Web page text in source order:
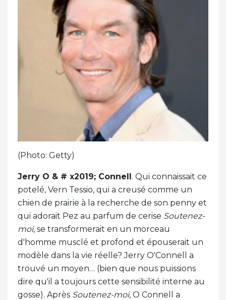
(Photo: Getty)
Jerry O & # x2019; Connell. Qui connaissait ce
potelé, Vern Tessio, qui a creusé comme un
chien de prairie à la recherche de son penny et
qui adorait Pez au parfum de cerise Soutenez-
moi, se transformerait en un morceau
d'homme musclé et profond et épouserait un
modèle dans la vie réelle? Jerry O'Connell a
trouvé un moyen… (bien que nous puissions
dire qu'il a toujours cette sensibilité interne au
gosse). Après Soutenez-moi, O Connell a